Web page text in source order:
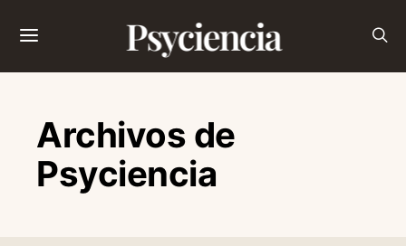
Psyciencia
Archivos de
Psyciencia